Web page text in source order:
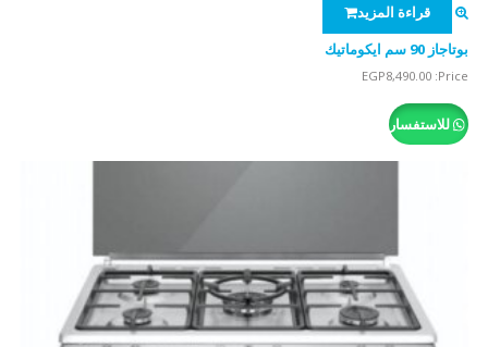
قراءة المزيد
بوتاجاز 90 سم ايكوماتيك
Price:
EGP8,490.00
للاستفسار